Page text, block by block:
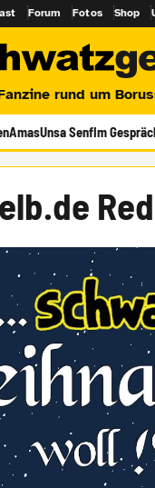
Forum Fotos Shop
rund um
AmasUnsa SenfIm